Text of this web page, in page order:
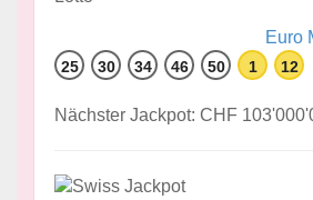
Euro
25 30 34 46 50 1 12
Nächster Jackpot: CHF